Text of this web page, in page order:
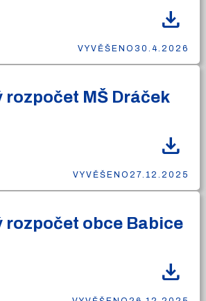
download
VYVĚŠENO 30.4.2026
rozpočet MŠ Dráček
download
VYVĚŠENO 27.12.2025
rozpočet obce Babice
download